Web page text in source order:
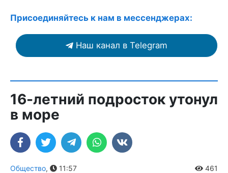
Присоединяйтесь к нам в мессенджерах:
Наш канал в Telegram
16-летний подросток утонул
в море
Общество, 11:57 461